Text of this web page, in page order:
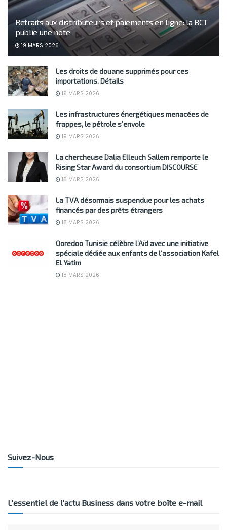
Retraits aux distributeurs et paiements en ligne: la BCT
publie une note
19 MARS 2026
Les droits de douane supprimés pour ces
importations. Détails
19 MARS 2026
Les infrastructures énergétiques menacées de
frappes, le pétrole s’envole
19 MARS 2026
La chercheuse Dalia Elleuch Sallem remporte le
Rising Star Award du consortium DISCOURSE
18 MARS 2026
La TVA désormais suspendue pour les achats
financés par des prêts étrangers
18 MARS 2026
Ooredoo Tunisie célèbre l’Aïd avec une initiative
spéciale dédiée aux enfants de l’association Kafel
El Yatim
18 MARS 2026
Suivez-Nous
L’essentiel de l’actu Business dans votre boîte e-mail